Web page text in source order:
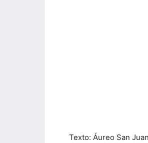
Texto: Áureo San